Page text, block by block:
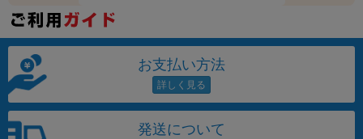
お支払い方法
発送について